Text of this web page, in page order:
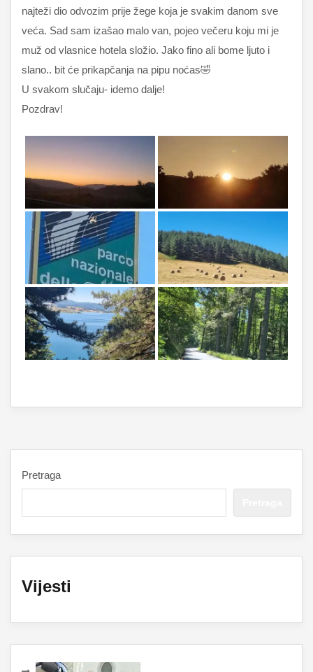
najteži dio odvozim prije žege koja je svakim danom sve
veća. Sad sam izašao malo van, pojeo večeru koju mi je
muž od vlasnice hotela složio. Jako fino ali bome ljuto i
slano.. bit će prikapčanja na pipu noćas🤣
U svakom slučaju- idemo dalje!
Pozdrav!
Pretraga
Vijesti